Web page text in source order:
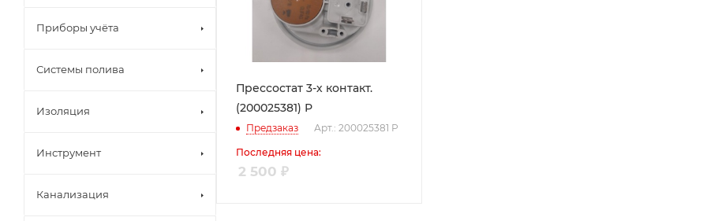
Прессостат 3-х контакт.
(200025381) Р
Предзаказ Арт.: 200025381 Р
Последняя цена:
2 500 ₽
Приборы учёта
Системы полива
Изоляция
Инструмент
Канализация